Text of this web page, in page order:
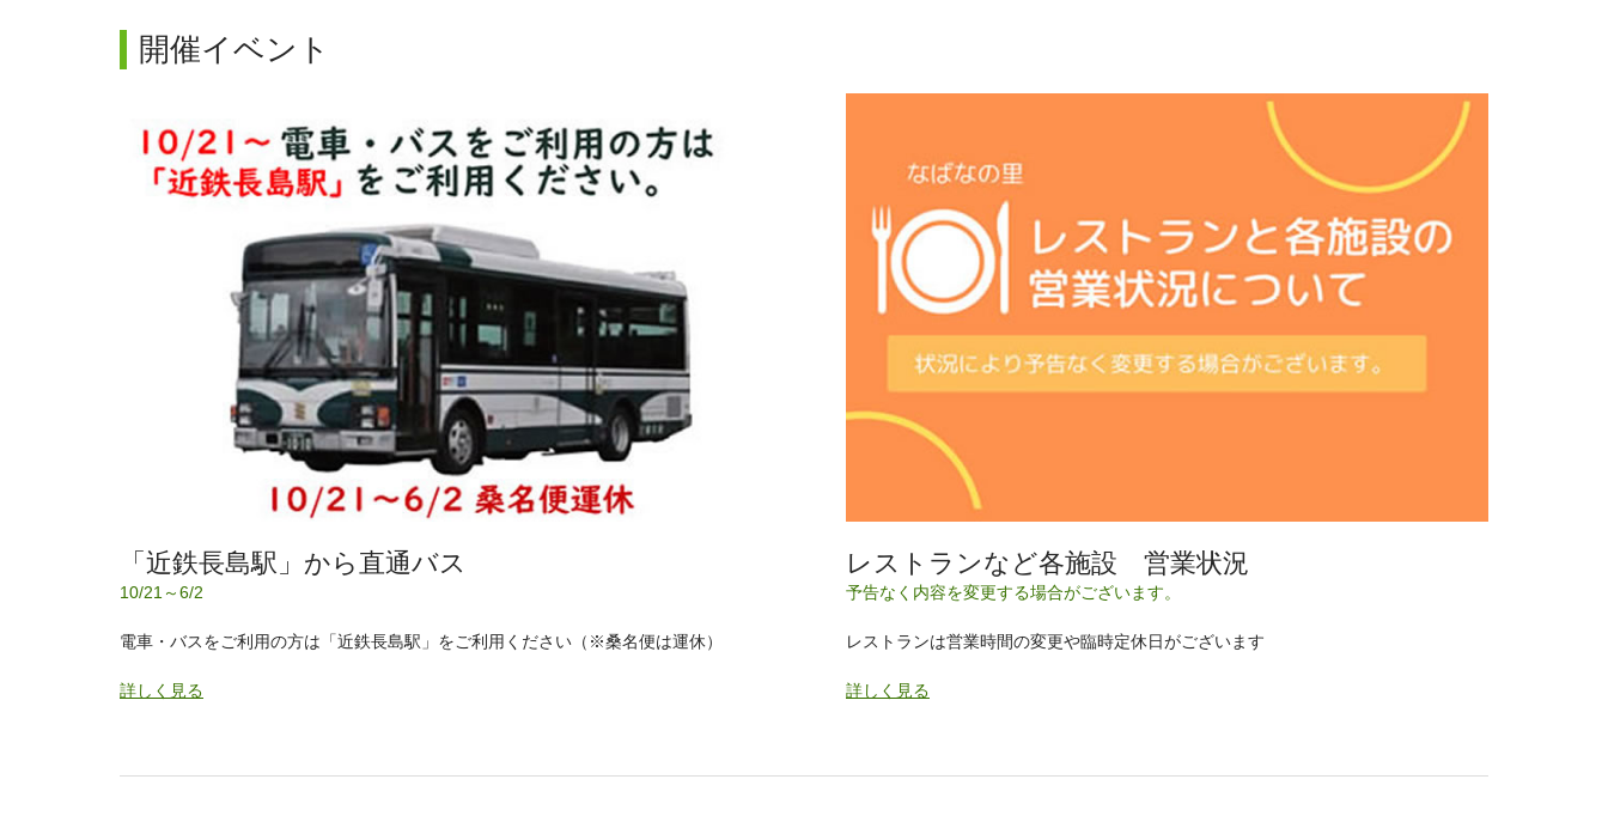
開催イベント
「近鉄長島駅」から直通バス
10/21～6/2
電車・バスをご利用の方は「近鉄長島駅」をご利用ください（※桑名便は運休）
詳しく見る
レストランなど各施設 営業状況
予告なく内容を変更する場合がございます。
レストランは営業時間の変更や臨時定休日がございます
詳しく見る